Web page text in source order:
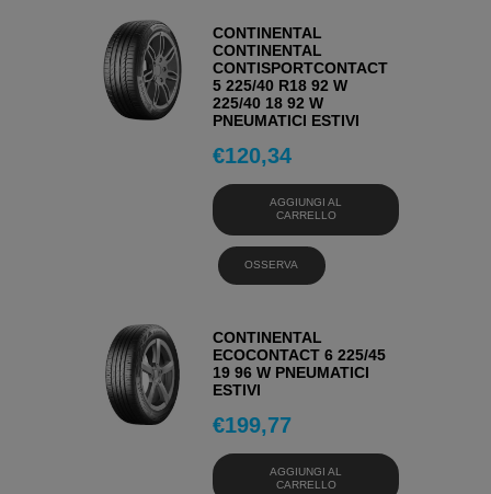
CONTINENTAL
CONTINENTAL
CONTISPORTCONTACT
5 225/40 R18 92 W
225/40 18 92 W
PNEUMATICI ESTIVI
€120,34
AGGIUNGI AL
CARRELLO
OSSERVA
CONTINENTAL
ECOCONTACT 6 225/45
19 96 W PNEUMATICI
ESTIVI
€199,77
AGGIUNGI AL
CARRELLO